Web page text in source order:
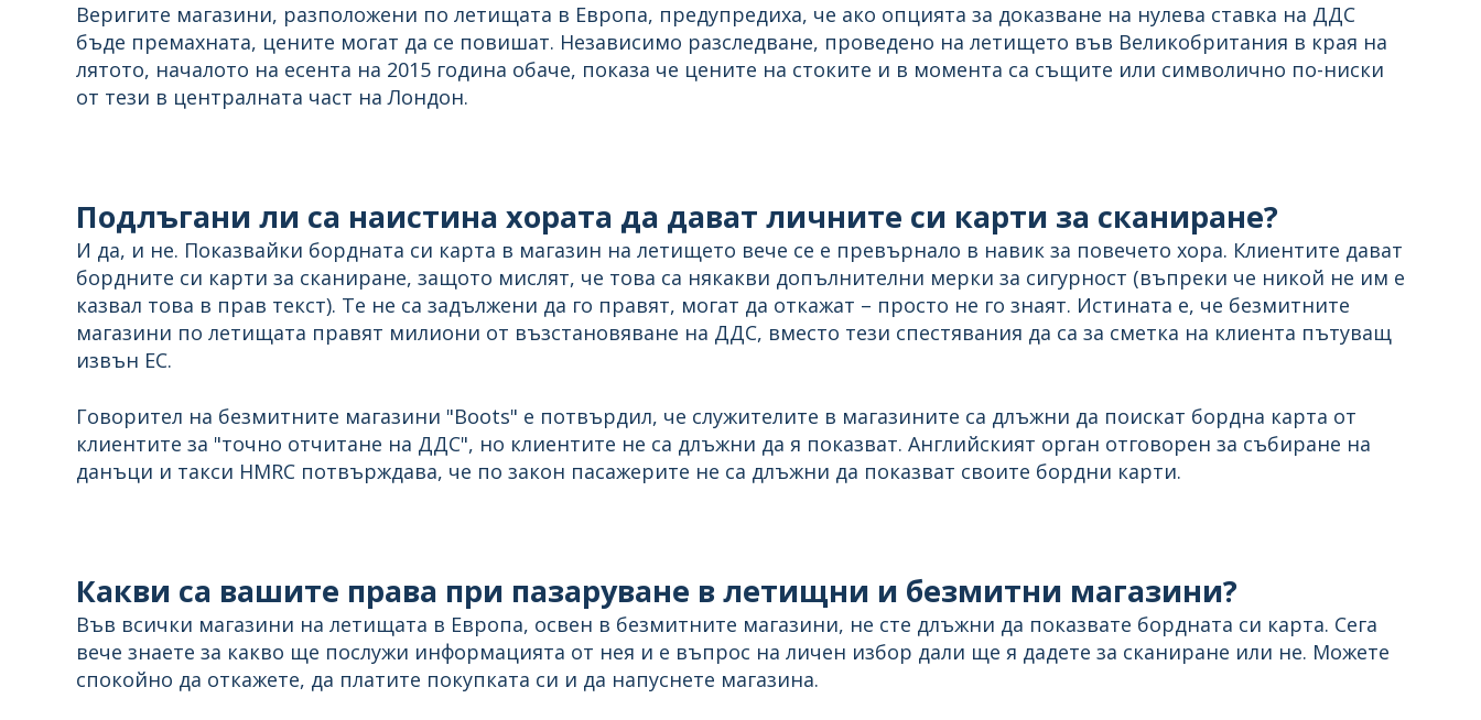
Веригите магазини, разположени по летищата в Европа, предупредиха, че ако опцията за доказване на нулева ставка на ДДС
бъде премахната, цените могат да се повишат. Независимо разследване, проведено на летището във Великобритания в края на
лятото, началото на есента на 2015 година обаче, показа че цените на стоките и в момента са същите или символично по-ниски
от тези в централната част на Лондон.
Подлъгани ли са наистина хората да дават личните си карти за сканиране?
И да, и не. Показвайки бордната си карта в магазин на летището вече се е превърнало в навик за повечето хора. Клиентите дават
бордните си карти за сканиране, защото мислят, че това са някакви допълнителни мерки за сигурност (въпреки че никой не им е
казвал това в прав текст). Те не са задължени да го правят, могат да откажат – просто не го знаят. Истината е, че безмитните
магазини по летищата правят милиони от възстановяване на ДДС, вместо тези спестявания да са за сметка на клиента пътуващ
извън ЕС.
Говорител на безмитните магазини "Boots" е потвърдил, че служителите в магазините са длъжни да поискат бордна карта от
клиентите за "точно отчитане на ДДС", но клиентите не са длъжни да я показват. Английският орган отговорен за събиране на
данъци и такси HMRC потвърждава, че по закон пасажерите не са длъжни да показват своите бордни карти.
Какви са вашите права при пазаруване в летищни и безмитни магазини?
Във всички магазини на летищата в Европа, освен в безмитните магазини, не сте длъжни да показвате бордната си карта. Сега
вече знаете за какво ще послужи информацията от нея и е въпрос на личен избор дали ще я дадете за сканиране или не. Можете
спокойно да откажете, да платите покупката си и да напуснете магазина.